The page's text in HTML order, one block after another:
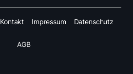
Kontakt Impressum Datenschutz
AGB